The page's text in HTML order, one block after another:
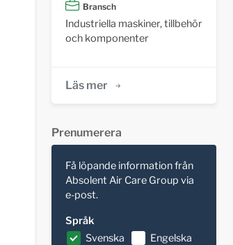
Bransch
Industriella maskiner, tillbehör
och komponenter
Läs mer
Prenumerera
Få löpande information från
Absolent Air Care Group via
e-post.
Språk
Svenska
Engelska